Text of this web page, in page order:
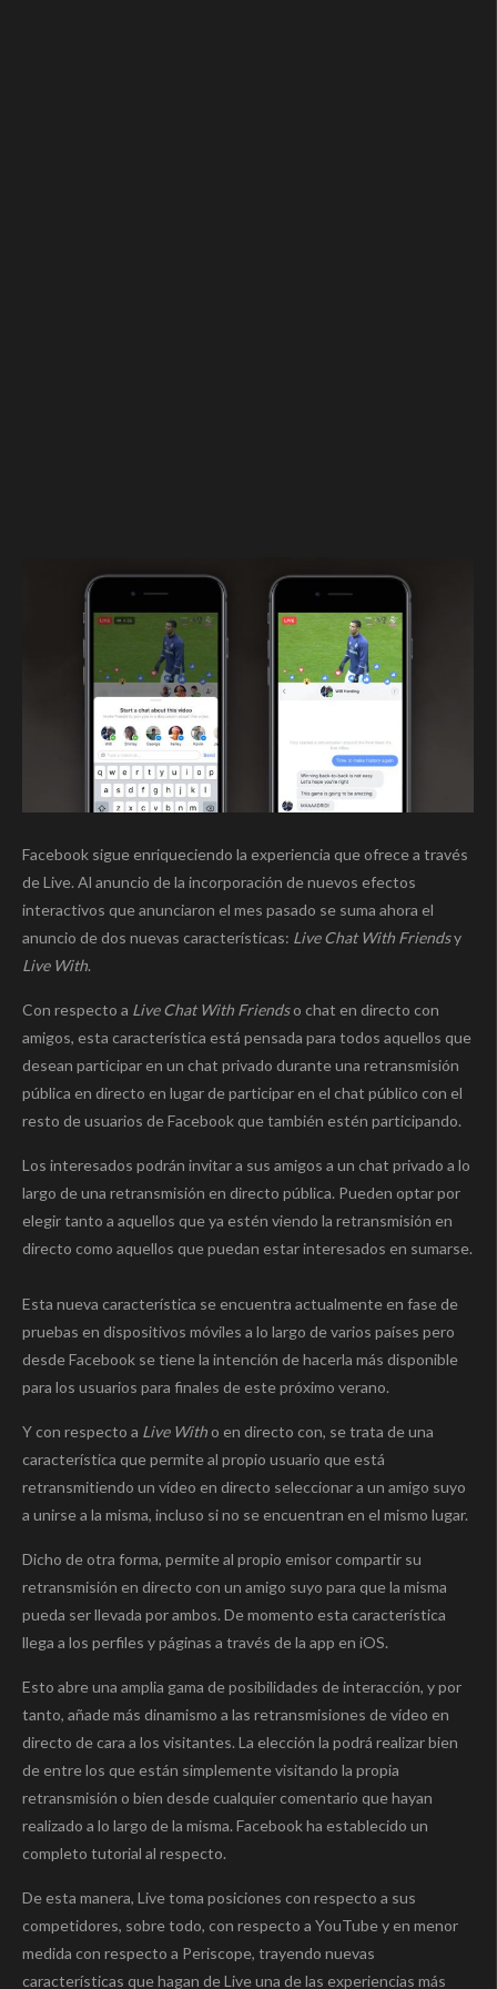
Facebook sigue enriqueciendo la experiencia que ofrece a través
de Live. Al anuncio de la incorporación de nuevos efectos
interactivos que anunciaron el mes pasado se suma ahora el
anuncio de dos nuevas características: Live Chat With Friendsy
Live With.
Con respecto a Live Chat With Friendso chat en directo con
amigos, esta característica está pensada para todos aquellos que
desean participar en un chat privado durante una retransmisión
pública en directo en lugar de participar en el chat público con el
resto de usuarios de Facebook que también estén participando.
Los interesados podrán invitar a sus amigos a un chat privado a lo
largo de una retransmisión en directo pública. Pueden optar por
elegir tanto a aquellos que ya estén viendo la retransmisión en
directo como aquellos que puedan estar interesados en sumarse.
Esta nueva característica se encuentra actualmente en fase de
pruebas en dispositivos móviles a lo largo de varios países pero
desde Facebook se tiene la intención de hacerla más disponible
para los usuarios para finales de este próximo verano.
Y con respecto a Live Witho en directo con, se trata de una
característica que permite al propio usuario que está
retransmitiendo un vídeo en directo seleccionar a un amigo suyo
a unirse a la misma, incluso si no se encuentran en el mismo lugar.
Dicho de otra forma, permite al propio emisor compartir su
retransmisión en directo con un amigo suyo para que la misma
pueda ser llevada por ambos. De momento esta característica
llega a los perfiles y páginas a través de la app en iOS.
Esto abre una amplia gama de posibilidades de interacción, y por
tanto, añade más dinamismo a las retransmisiones de vídeo en
directo de cara a los visitantes. La elección la podrá realizar bien
de entre los que están simplemente visitando la propia
retransmisión o bien desde cualquier comentario que hayan
realizado a lo largo de la misma. Facebook ha establecido un
completo tutorial al respecto.
De esta manera, Live toma posiciones con respecto a sus
competidores, sobre todo, con respecto a YouTube y en menor
medida con respecto a Periscope, trayendo nuevas
características que hagan de Live una de las experiencias más